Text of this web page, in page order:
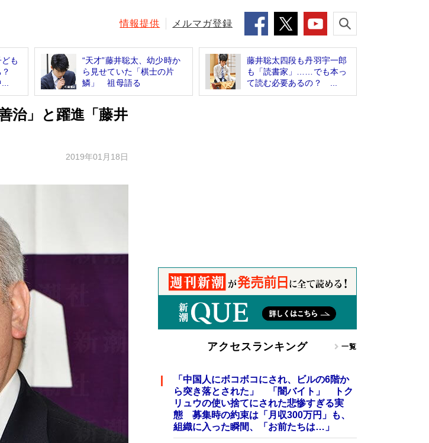
情報提供 メルマガ登録
も
？
“天才”藤井聡太、幼少時か
ら見せていた「棋士の片
鱗」 祖母語る
藤井聡太四段も丹羽宇一郎
も「読書家」……でも本っ
て読む必要あるの？ ...
治」と躍進「藤井
2019年01月18日
アクセスランキング 一覧
「中国人にボコボコにされ、ビルの6階か
ら突き落とされた」 「闇バイト」 トク
リュウの使い捨てにされた悲惨すぎる実
態 募集時の約束は「月収300万円」も、
組織に入った瞬間、「お前たちは…」